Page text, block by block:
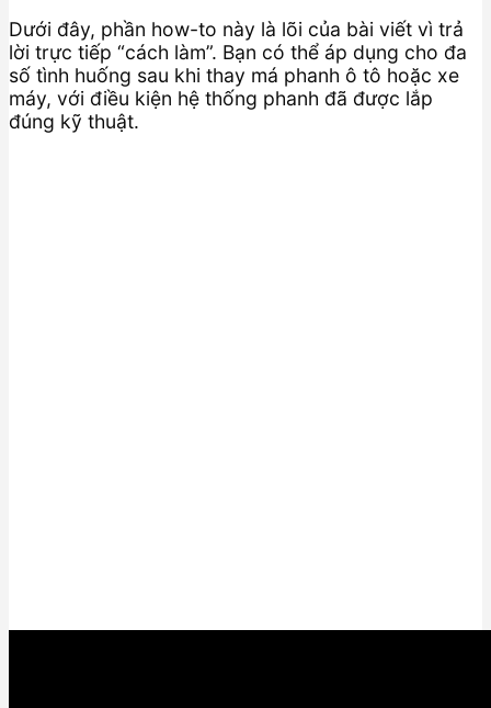
Dưới đây, phần how-to này là lõi của bài viết vì trả
lời trực tiếp “cách làm”. Bạn có thể áp dụng cho đa
số tình huống sau khi thay má phanh ô tô hoặc xe
máy, với điều kiện hệ thống phanh đã được lắp
đúng kỹ thuật.